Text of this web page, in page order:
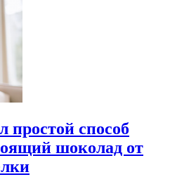
простой способ
шоколад от